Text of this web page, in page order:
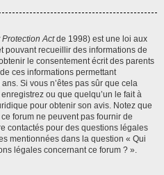
Actde 1998) est une loi aux
pouvant recueillir des informations de
le consentement écrit des parents
ces informations permettant
Si vous n’êtes pas sûr que cela
ou que quelqu’un le fait à
pour obtenir son avis. Notez que
forum ne peuvent pas fournir de
contactés pour des questions légales
mentionnées dans la question « Qui
légales concernant ce forum ? ».